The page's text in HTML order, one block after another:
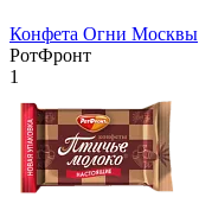
Конфета Огни Москвы
РотФронт
1